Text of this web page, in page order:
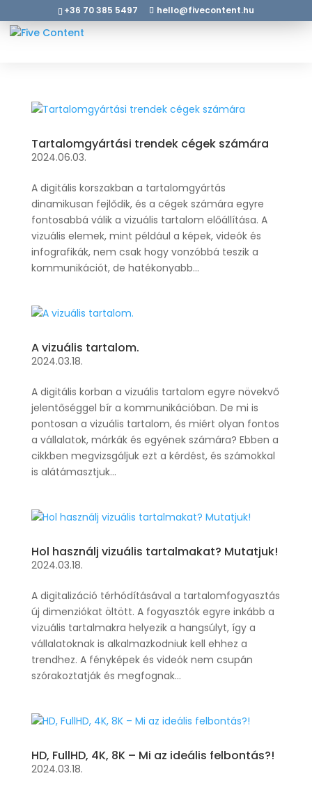
+36 70 385 5497 hello@fivecontent.hu
Tartalomgyártási trendek cégek számára
2024.06.03.
A digitális korszakban a tartalomgyártás
dinamikusan fejlődik, és a cégek számára egyre
fontosabbá válik a vizuális tartalom előállítása. A
vizuális elemek, mint például a képek, videók és
infografikák, nem csak hogy vonzóbbá teszik a
kommunikációt, de hatékonyabb...
A vizuális tartalom.
2024.03.18.
A digitális korban a vizuális tartalom egyre növekvő
jelentőséggel bír a kommunikációban. De mi is
pontosan a vizuális tartalom, és miért olyan fontos
a vállalatok, márkák és egyének számára? Ebben a
cikkben megvizsgáljuk ezt a kérdést, és számokkal
is alátámasztjuk...
Hol használj vizuális tartalmakat? Mutatjuk!
2024.03.18.
A digitalizáció térhódításával a tartalomfogyasztás
új dimenziókat öltött. A fogyasztók egyre inkább a
vizuális tartalmakra helyezik a hangsúlyt, így a
vállalatoknak is alkalmazkodniuk kell ehhez a
trendhez. A fényképek és videók nem csupán
szórakoztatják és megfognak...
HD, FullHD, 4K, 8K – Mi az ideális felbontás?!
2024.03.18.